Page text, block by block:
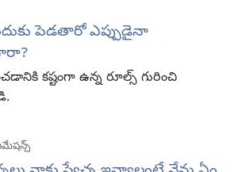
పెడతారో ఎప్పుడైనా
కష్టంగా ఉన్న రూల్స్‌ గురించి